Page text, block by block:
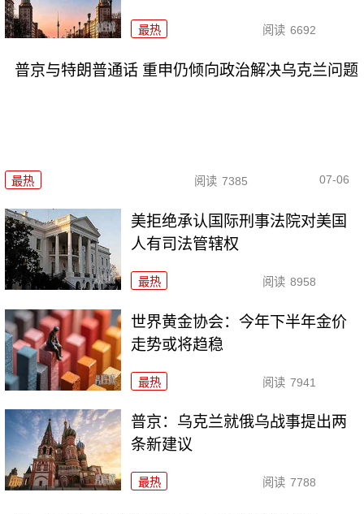
最热 阅读 6692
普京与特朗普通话 重申仍倾向政治解决乌克兰问题
最热 阅读 7385 07-06
美拒绝承认国际刑事法院对美国
人有司法管辖权
最热 阅读 8958
世界黄金协会：今年下半年金价
走势或将趋稳
最热 阅读 7941
普京：乌克兰就俄乌战事提出两
条新建议
最热 阅读 7788